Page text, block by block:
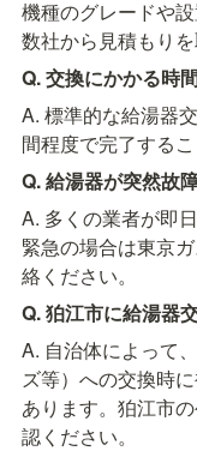
機種のグレードや
数社から見積もり
Q. 交換にかかる時
A. 標準的な給湯器
間程度で完了するこ
Q. 給湯器が突然故
A. 多くの業者が即
緊急の場合は東京
絡ください。
Q. 狛江市に給湯器
A. 自治体によって
ズ等）への交換時
あります。狛江市
認ください。